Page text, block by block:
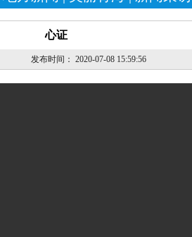
心证
发布时间： 2020-07-08 15:59:56